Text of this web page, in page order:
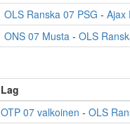
OLS Ranska 07 PSG - Ajax
ONS 07 Musta - OLS
Lag
OTP 07 valkoinen - OLS